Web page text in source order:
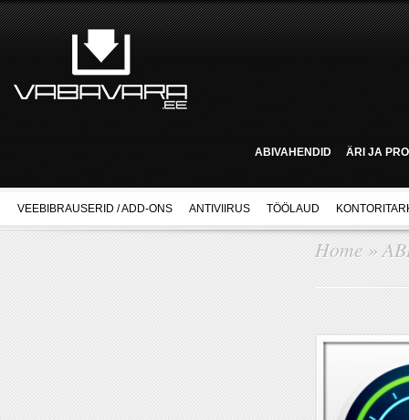
ABIVAHENDID ÄRI JA
VEEBIBRAUSERID / ADD-ONS ANTIVIIRUS TÖÖLAUD
Home »